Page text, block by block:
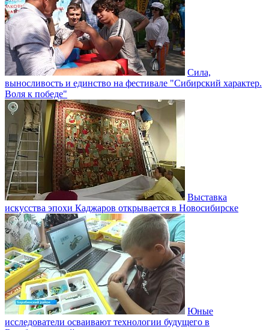
Сила,
выносливость и единство на фестивале "Сибирский характер.
Воля к победе"
Выставка
искусства эпохи Каджаров открывается в Новосибирске
Юные
исследователи осваивают технологии будущего в